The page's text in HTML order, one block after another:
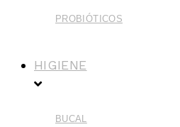
PROBIÓTICOS
HIGIENE
BUCAL